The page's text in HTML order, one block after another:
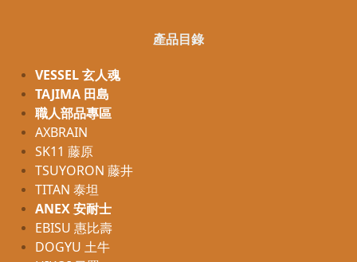
產品目錄
VESSEL 玄人魂
TAJIMA 田島
職人部品專區
AXBRAIN
SK11 藤原
TSUYORON 藤井
TITAN 泰坦
ANEX 安耐士
EBISU 惠比壽
DOGYU 土牛